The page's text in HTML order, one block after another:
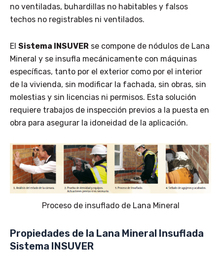
no ventiladas, buhardillas no habitables y falsos
techos no registrables ni ventilados.
El Sistema INSUVER se compone de nódulos de Lana
Mineral y se insufla mecánicamente con máquinas
específicas, tanto por el exterior como por el interior
de la vivienda, sin modificar la fachada, sin obras, sin
molestias y sin licencias ni permisos. Esta solución
requiere trabajos de inspección previos a la puesta en
obra para asegurar la idoneidad de la aplicación.
Proceso de insuflado de Lana Mineral
Propiedades de la Lana Mineral Insuflada
Sistema INSUVER